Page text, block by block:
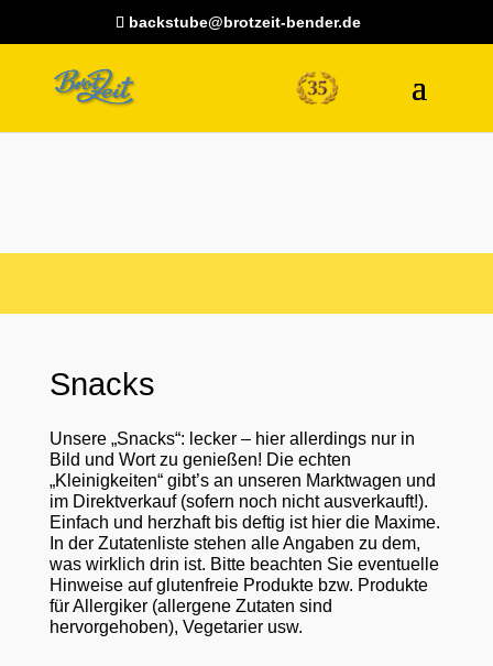
backstube@brotzeit-bender.de
Snacks
Unsere „Snacks“: lecker – hier allerdings nur in
Bild und Wort zu genießen! Die echten
„Kleinigkeiten“ gibt’s an unseren Marktwagen und
im Direktverkauf (sofern noch nicht ausverkauft!).
Einfach und herzhaft bis deftig ist hier die Maxime.
In der Zutatenliste stehen alle Angaben zu dem,
was wirklich drin ist. Bitte beachten Sie eventuelle
Hinweise auf glutenfreie Produkte bzw. Produkte
für Allergiker (allergene Zutaten sind
hervorgehoben), Vegetarier usw.